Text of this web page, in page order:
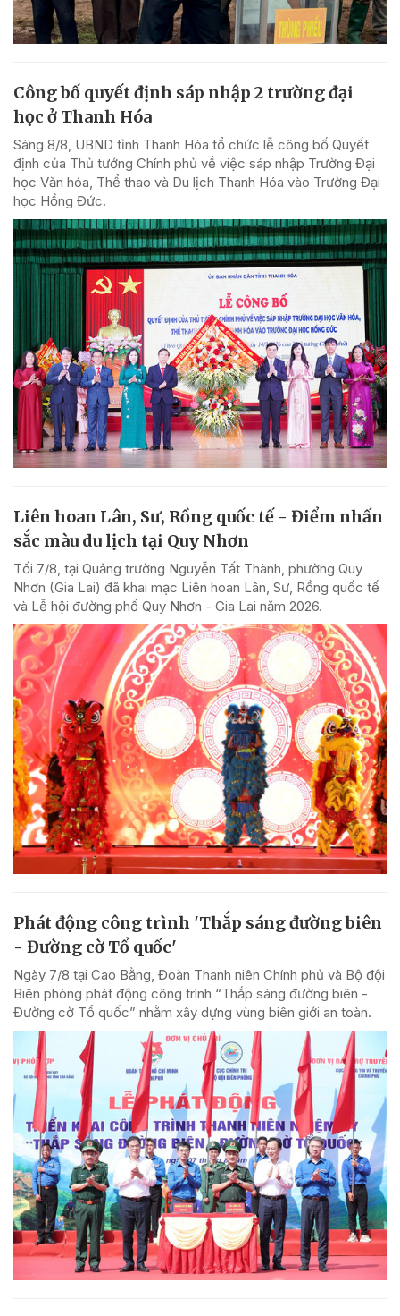
Công bố quyết định sáp nhập 2 trường đại
học ở Thanh Hóa
Sáng 8/8, UBND tỉnh Thanh Hóa tổ chức lễ công bố Quyết
định của Thủ tướng Chính phủ về việc sáp nhập Trường Đại
học Văn hóa, Thể thao và Du lịch Thanh Hóa vào Trường Đại
học Hồng Đức.
Liên hoan Lân, Sư, Rồng quốc tế - Điểm nhấn
sắc màu du lịch tại Quy Nhơn
Tối 7/8, tại Quảng trường Nguyễn Tất Thành, phường Quy
Nhơn (Gia Lai) đã khai mạc Liên hoan Lân, Sư, Rồng quốc tế
và Lễ hội đường phố Quy Nhơn - Gia Lai năm 2026.
Phát động công trình 'Thắp sáng đường biên
- Đường cờ Tổ quốc'
Ngày 7/8 tại Cao Bằng, Đoàn Thanh niên Chính phủ và Bộ đội
Biên phòng phát động công trình “Thắp sáng đường biên -
Đường cờ Tổ quốc” nhằm xây dựng vùng biên giới an toàn.